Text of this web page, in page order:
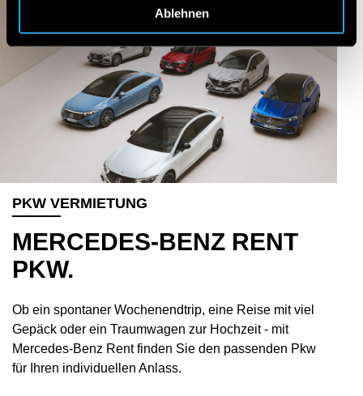
Ablehnen
PKW VERMIETUNG
MERCEDES-BENZ RENT
PKW.
Ob ein spontaner Wochenendtrip, eine Reise mit viel
Gepäck oder ein Traumwagen zur Hochzeit - mit
Mercedes-Benz Rent finden Sie den passenden Pkw
für Ihren individuellen Anlass.